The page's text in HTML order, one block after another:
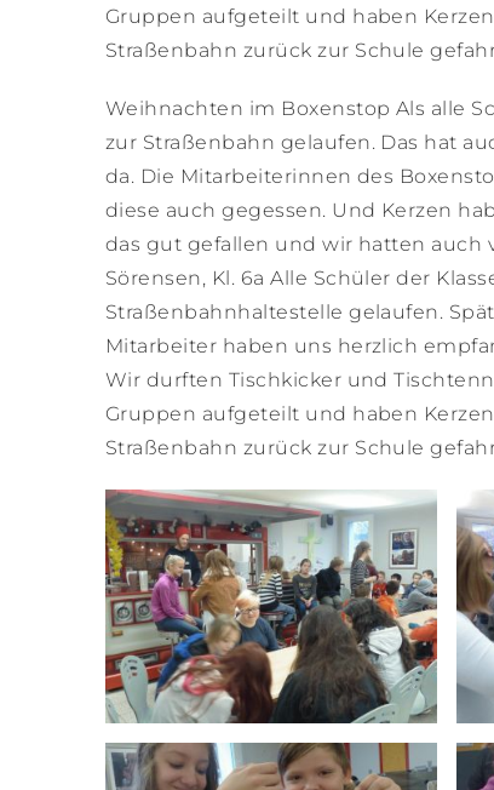
Gruppen aufgeteilt und haben
Straßenbahn zurück zur Schule
Weihnachten im Boxenstop Als alle
zur Straßenbahn gelaufen. Das hat
da. Die Mitarbeiterinnen des
diese auch gegessen. Und Kerzen
das gut gefallen und wir hatten auch
Sörensen, Kl. 6a Alle Schüler der
Straßenbahnhaltestelle gelaufen.
Mitarbeiter haben uns herzlich
Wir durften Tischkicker und
Gruppen aufgeteilt und haben
Straßenbahn zurück zur Schule